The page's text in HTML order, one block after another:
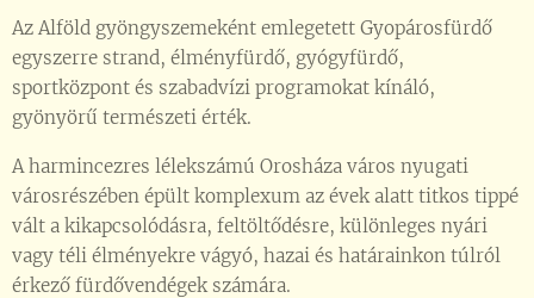
Az Alföld gyöngyszemeként emlegetett Gyopárosfürdő
egyszerre strand, élményfürdő, gyógyfürdő,
sportközpont és szabadvízi programokat kínáló,
gyönyörű természeti érték.
A harmincezres lélekszámú Orosháza város nyugati
városrészében épült komplexum az évek alatt titkos tippé
vált a kikapcsolódásra, feltöltődésre, különleges nyári
vagy téli élményekre vágyó, hazai és határainkon túlról
érkező fürdővendégek számára.